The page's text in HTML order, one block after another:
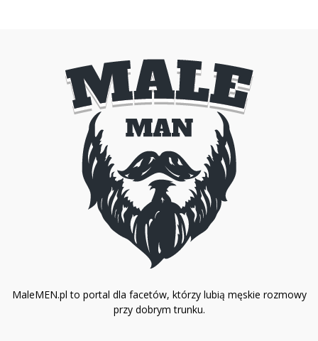
MaleMEN.pl to portal dla facetów, którzy lubią męskie rozmowy
przy dobrym trunku.